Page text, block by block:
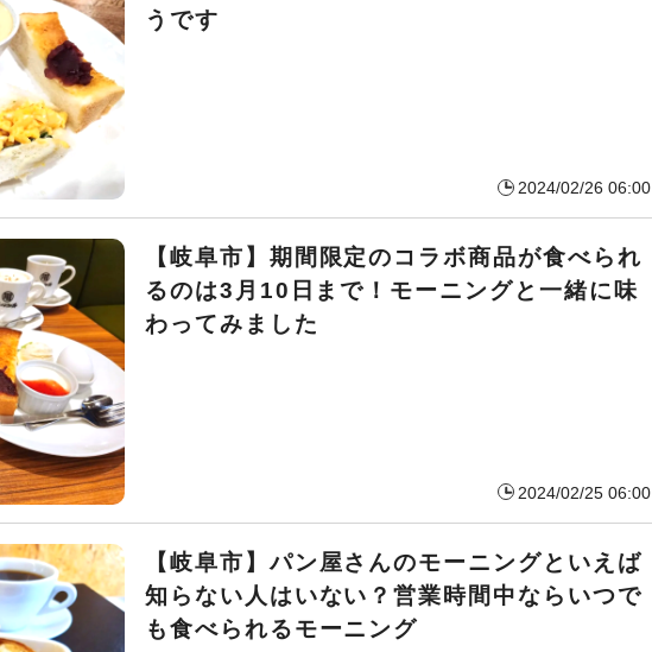
うです
2024/02/26 06:00
【岐阜市】期間限定のコラボ商品が食べられ
るのは3月10日まで！モーニングと一緒に味
わってみました
2024/02/25 06:00
【岐阜市】パン屋さんのモーニングといえば
知らない人はいない？営業時間中ならいつで
も食べられるモーニング